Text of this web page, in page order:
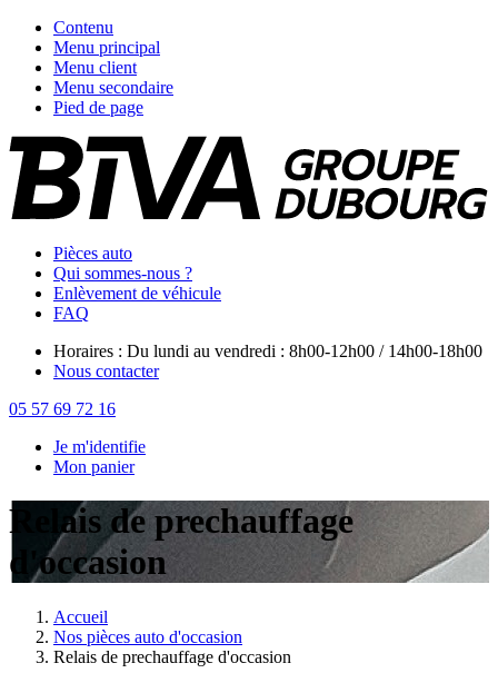
Contenu
Menu principal
Menu client
Menu secondaire
Pied de page
Pièces auto
Qui sommes-nous ?
Enlèvement de véhicule
FAQ
Horaires : Du lundi au vendredi : 8h00-12h00 / 14h00-18h00
Nous contacter
05 57 69 72 16
Je m'identifie
Mon panier
Relais de prechauffage
d'occasion
Accueil
Nos pièces auto d'occasion
Relais de prechauffage d'occasion